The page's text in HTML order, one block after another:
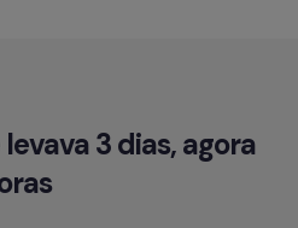
3 dias, agora